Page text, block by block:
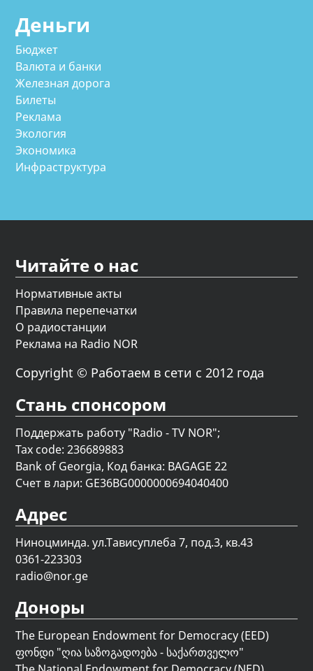
Деньги
Бюджет
Валюта и банки
Железная дорога
Билеты
Реклама
Экология
Экономика
Инфраструктура
Читайте о нас
Нормативные акты
Правила перепечатки
О радиостанции
Реклама на Radio NOR
Copyright © Работаем в сети с 2012 года
Стань спонсором
Поддержать работу "Radio - TV NOR";
Tax code: 236689883
Bank of Georgia, Код банка: BAGAGE 22
Счет в лари: GE36BG0000000694040400
Адрес
Ниноцминда. ул.Тависуплеба 7, под.3, кв.43
0361-223303
radio@nor.ge
Доноры
The European Endowment for Democracy (EED)
ფონდი "ღია საზოგადოება - საქართველო"